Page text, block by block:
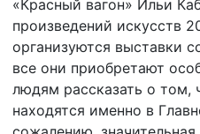
«Красный вагон» Ильи
произведений искусств
организуются выставки
все они приобретают
людям рассказать о том,
находятся именно в